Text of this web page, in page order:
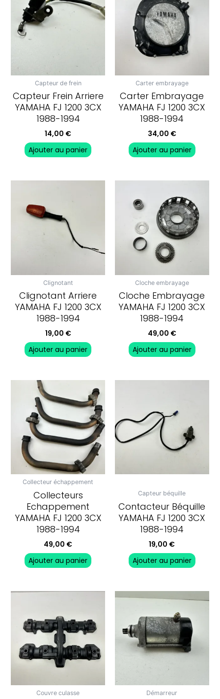
Capteur de frein
Capteur Frein Arriere
YAMAHA FJ 1200 3CX
1988-1994
14,00 €
Ajouter au panier
Carter embrayage
Carter Embrayage
YAMAHA FJ 1200 3CX
1988-1994
34,00 €
Ajouter au panier
Clignotant
Clignotant Arriere
YAMAHA FJ 1200 3CX
1988-1994
19,00 €
Ajouter au panier
Cloche embrayage
Cloche Embrayage
YAMAHA FJ 1200 3CX
1988-1994
49,00 €
Ajouter au panier
Collecteur échappement
Collecteurs
Echappement
YAMAHA FJ 1200 3CX
1988-1994
49,00 €
Ajouter au panier
Capteur béquille
Contacteur Béquille
YAMAHA FJ 1200 3CX
1988-1994
19,00 €
Ajouter au panier
Couvre culasse Démarreur